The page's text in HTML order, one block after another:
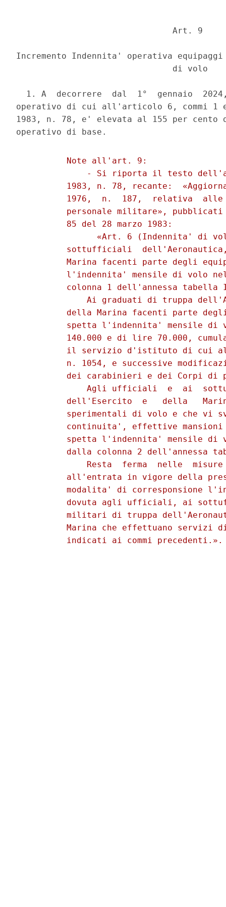
                               Art. 9
Incremento Indennita' operativa
                               di volo
1. A  decorrere  dal  1°  gennaio
operativo di cui all'articolo 6, commi 1
1983, n. 78, e' elevata al 155 per
          Note all'art. 9:
- Si riporta il testo
1983, n. 78, recante:
1976,  n.  187,  relativa
personale militare»,
          85 del 28 marzo 1983:
«Art. 6 (Indennita' di
sottufficiali
Marina facenti parte degli
l'indennita' mensile di volo
colonna 1 dell'annessa tabella
Ai graduati di truppa
della Marina facenti parte
spetta l'indennita' mensile di
140.000 e di lire 70.000,
il servizio d'istituto di cui
n. 1054, e successive
dei carabinieri e dei Corpi di
Agli ufficiali  e  ai
dell'Esercito  e   della
sperimentali di volo e che vi
continuita', effettive
spetta l'indennita' mensile di
dalla colonna 2 dell'annessa
Resta  ferma  nelle
all'entrata in vigore della
modalita' di corresponsione
dovuta agli ufficiali, ai
militari di truppa
Marina che effettuano servizi